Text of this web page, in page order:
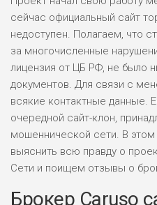
сейчас официальный сайт
недоступен. Полагаем, что
за многочисленные
лицензия от ЦБ РФ, не было
документов. Для связи с
всякие контактные данные.
очередной сайт-клон,
мошеннической сети. В
выяснить всю правду о
Сети и поищем отзывы о
Брокер Caruso